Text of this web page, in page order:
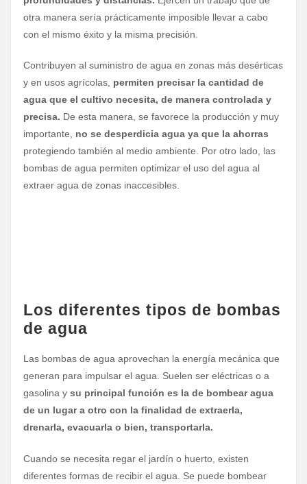
otra manera sería prácticamente imposible llevar a cabo
con el mismo éxito y la misma precisión.
Contribuyen al suministro de agua en zonas más desérticas
y en usos agrícolas, permiten precisar la cantidad de
agua que el cultivo necesita, de manera controlada y
precisa. De esta manera, se favorece la producción y muy
importante, no se desperdicia agua ya que la ahorras
protegiendo también al medio ambiente. Por otro lado, las
bombas de agua permiten optimizar el uso del agua al
extraer agua de zonas inaccesibles.
Los diferentes tipos de bombas
de agua
Las bombas de agua aprovechan la energía mecánica que
generan para impulsar el agua. Suelen ser eléctricas o a
gasolina y su principal función es la de bombear agua
de un lugar a otro con la finalidad de extraerla,
drenarla, evacuarla o bien, transportarla.
Cuando se necesita regar el jardín o huerto, existen
diferentes formas de recibir el agua. Se puede bombear